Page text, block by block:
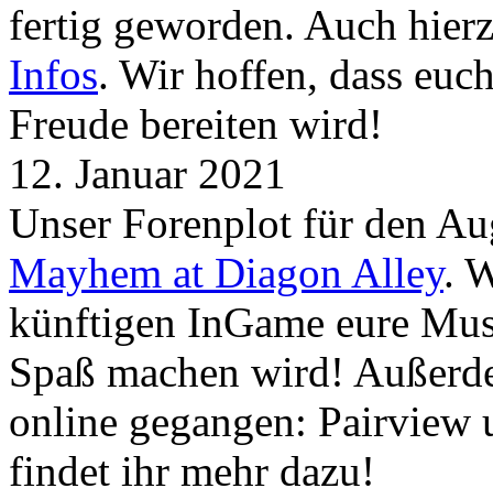
fertig geworden. Auch
Infos. Wir hoffen, dass
Freude bereiten wird!
12. Januar 2021
Unser Forenplot für den
Mayhem at Diagon Alley.
künftigen InGame eure
Spaß machen wird!
online gegangen:
findet ihr mehr dazu!